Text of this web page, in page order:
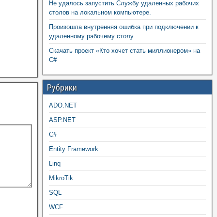
Не удалось запустить Службу удаленных рабочих
столов на локальном компьютере.
Произошла внутренняя ошибка при подключении к
удаленному рабочему столу
Скачать проект «Кто хочет стать миллионером» на
C#
Рубрики
ADO.NET
ASP.NET
C#
Entity Framework
Linq
MikroTik
SQL
WCF